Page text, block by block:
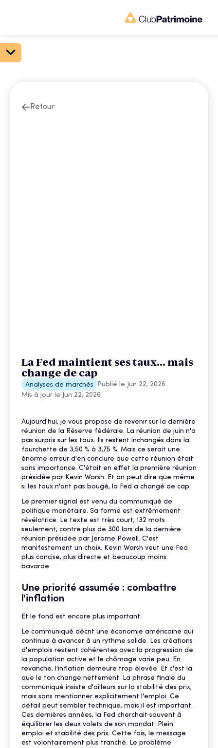
Retour
La Fed maintient ses taux... mais
change de cap
Analyses de marchés Publié le Jun 22, 2026
Mis à jour le Jun 22, 2026
Aujourd'hui, je vous propose de revenir sur la dernière
réunion de la Réserve fédérale. La réunion de juin n'a
pas surpris sur les taux. Ils restent inchangés dans la
fourchette de 3,50 % à 3,75 %. Mais ce serait une
énorme erreur d'en conclure que cette réunion était
sans importance. C'était en effet la première réunion
présidée par Kevin Warsh. Et on peut dire que même
si les taux n'ont pas bougé, la Fed a changé de cap.
Le premier signal est venu du communiqué de
politique monétaire. Sa forme est extrêmement
révélatrice. Le texte est très court, 132 mots
seulement, contre plus de 300 lors de la dernière
réunion présidée par Jerome Powell. C'est
manifestement un choix. Kevin Warsh veut une Fed
plus concise, plus directe et beaucoup moins
bavarde.
Une priorité assumée : combattre
l'inflation
Et le fond est encore plus important.
Le communiqué décrit une économie américaine qui
continue à avancer à un rythme solide. Les créations
d'emplois restent cohérentes avec la progression de
la population active et le chômage varie peu. En
revanche, l'inflation demeure trop élevée. Et c'est là
que le ton change nettement. La phrase finale du
communiqué insiste d'ailleurs sur la stabilité des prix,
mais sans mentionner explicitement l'emploi. Ce
détail peut sembler technique, mais il est important.
Ces dernières années, la Fed cherchait souvent à
équilibrer les deux volets de son mandat. Plein
emploi et stabilité des prix. Cette fois, le message
est volontairement plus tranché. Le problème